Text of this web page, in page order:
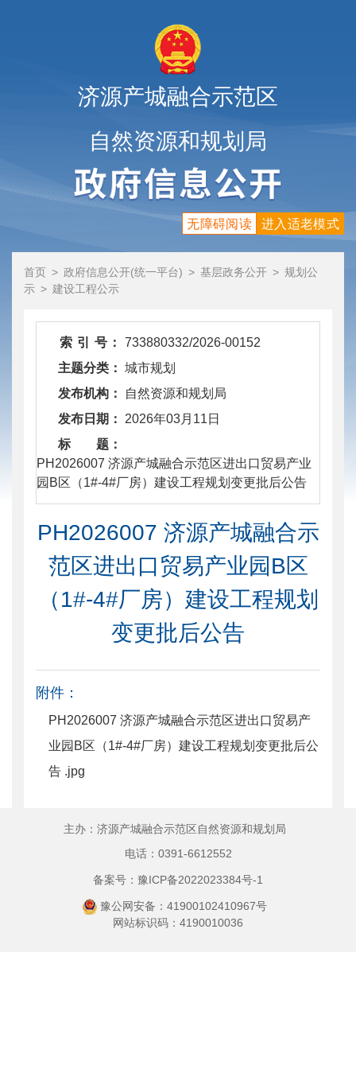
济源产城融合示范区
自然资源和规划局
进入适老模式
无障碍阅读
首页 > 政府信息公开(统一平台) > 基层政务公开 > 规划公
示 > 建设工程公示
索 引 号：
733880332/2026-00152
主题分类： 城市规划
发布机构：
自然资源和规划局
发布日期：
2026年03月11日
标 题：
​ PH2026007 济源产城融合示范区进出口贸易产业
园B区（1#-4#厂房）建设工程规划变更批后公告
PH2026007 济源产城融合示
范区进出口贸易产业园B区
（1#-4#厂房）建设工程规划
变更批后公告
附件：
PH2026007 济源产城融合示范区进出口贸易产
业园B区（1#-4#厂房）建设工程规划变更批后公
告 .jpg
主办：济源产城融合示范区自然资源和规划局
电话：0391-6612552
备案号：豫ICP备2022023384号-1
豫公网安备：41900102410967号
网站标识码：4190010036